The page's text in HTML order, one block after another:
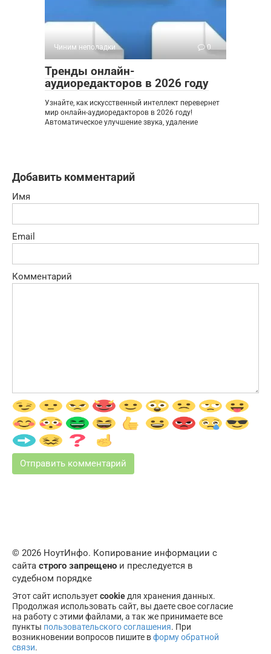
Чиним неполадки 0
Тренды онлайн-
аудиоредакторов в 2026 году
Узнайте, как искусственный интеллект перевернет
мир онлайн-аудиоредакторов в 2026 году!
Автоматическое улучшение звука, удаление
Добавить комментарий
Имя
Email
Комментарий
© 2026 НоутИнфо. Копирование информации с
сайта строго запрещено и преследуется в
судебном порядке
Этот сайт используетcookieдля хранения данных.
Продолжая использовать сайт, вы даете свое согласие
на работу с этими файлами, а так же принимаете все
пункты пользовательского соглашения. При
возникновении вопросов пишите вформу обратной
связи.